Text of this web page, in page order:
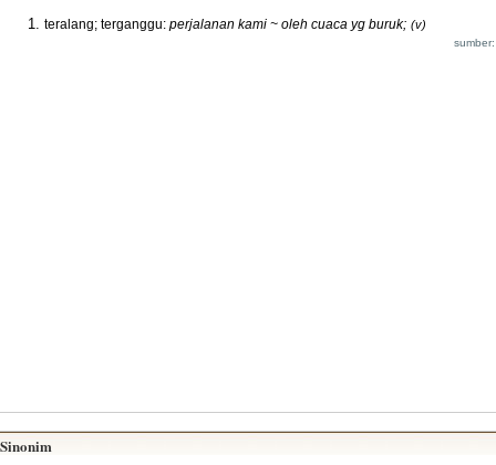
teralang; terganggu: perjalanan kami ~ oleh cuaca yg buruk; (v)
Sinonim